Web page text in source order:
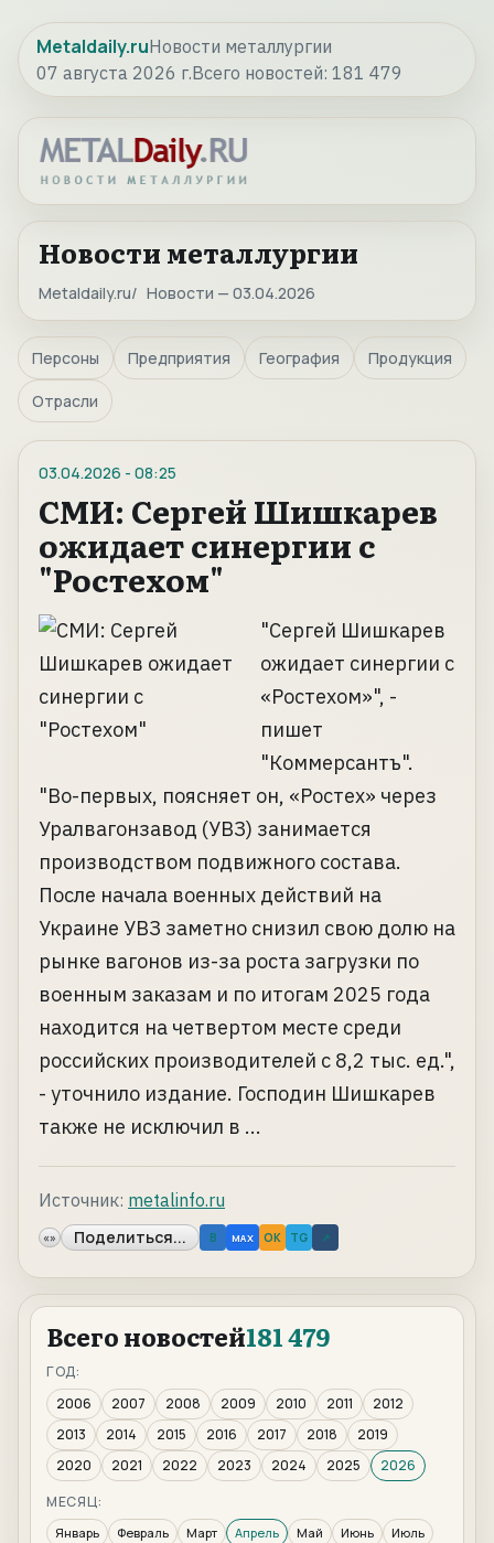
Metaldaily.ruНовости металлургии
07 августа 2026 г.Всего новостей: 181 479
Новости металлургии
Metaldaily.ru Новости — 03.04.2026
Персоны Предприятия География Продукция
Отрасли
03.04.2026 - 08:25
СМИ: Сергей Шишкарев
ожидает синергии с
"Ростехом"
"Сергей Шишкарев
ожидает синергии с
«Ростехом»", -
пишет
"Коммерсантъ".
"Во-первых, поясняет он, «Ростех» через
Уралвагонзавод (УВЗ) занимается
производством подвижного состава.
После начала военных действий на
Украине УВЗ заметно снизил свою долю на
рынке вагонов из-за роста загрузки по
военным заказам и по итогам 2025 года
находится на четвертом месте среди
российских производителей с 8,2 тыс. ед.",
- уточнило издание. Господин Шишкарев
также не исключил в ...
Источник: metalinfo.ru
«» Поделиться... B MAX OK TG ↗
Всего новостей181 479
ГОД:
2006
2007 2008 2009 2010 2011
2012
2013
2014 2015 2016 2017 2018
2019
2020
2021 2022 2023 2024 2025
2026
МЕСЯЦ:
Январь Февраль Март Апрель Май Июнь
Июль